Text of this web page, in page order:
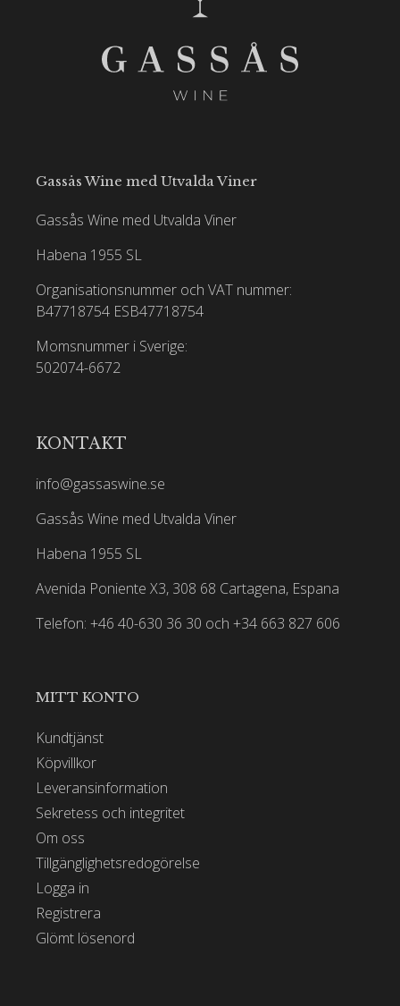
Gassås Wine med Utvalda Viner
Gassås Wine med Utvalda Viner
Habena 1955 SL
Organisationsnummer och VAT nummer:
B47718754 ESB47718754
Momsnummer i Sverige:
502074-6672
KONTAKT
info@gassaswine.se
Gassås Wine med Utvalda Viner
Habena 1955 SL
Avenida Poniente X3, 308 68 Cartagena, Espana
Telefon: +46 40-630 36 30 och +34 663 827 606
MITT KONTO
Kundtjänst
Köpvillkor
Leveransinformation
Sekretess och integritet
Om oss
Tillgänglighetsredogörelse
Logga in
Registrera
Glömt lösenord